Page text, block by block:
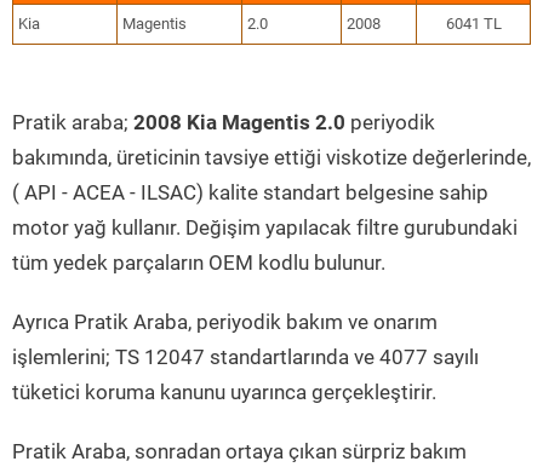
Kia Magentis 2.0 2008 6041 TL
Pratik araba; 2008 Kia Magentis 2.0 periyodik
bakımında, üreticinin tavsiye ettiği viskotize değerlerinde,
( API - ACEA - ILSAC) kalite standart belgesine sahip
motor yağ kullanır. Değişim yapılacak filtre gurubundaki
tüm yedek parçaların OEM kodlu bulunur.
Ayrıca Pratik Araba, periyodik bakım ve onarım
işlemlerini; TS 12047 standartlarında ve 4077 sayılı
tüketici koruma kanunu uyarınca gerçekleştirir.
Pratik Araba, sonradan ortaya çıkan sürpriz bakım